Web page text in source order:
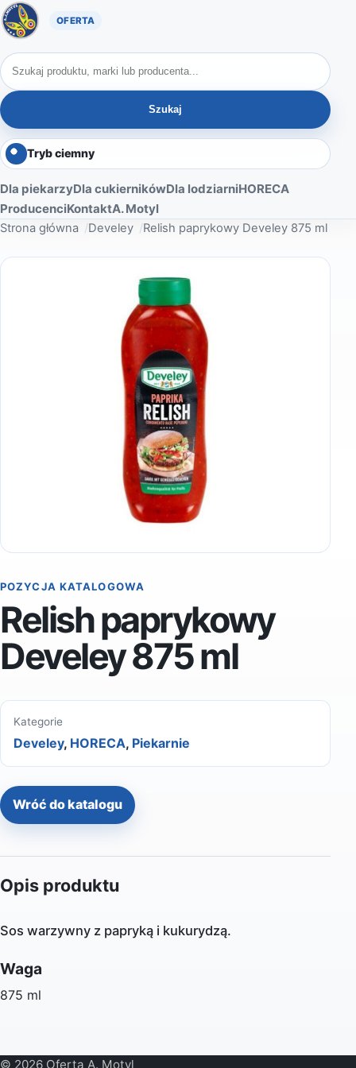
Oferta A. Motyl
Szukaj produktów
Szukaj
Tryb ciemny
Dla piekarzyDla cukiernikówDla lodziarniHORECA
ProducenciKontaktA. Motyl
Strona główna Develey Relish paprykowy Develey 875 ml
POZYCJA KATALOGOWA
Relish paprykowy
Develey 875 ml
Kategorie
Develey, HORECA, Piekarnie
Wróć do katalogu
Opis produktu
Sos warzywny z papryką i kukurydzą.
Waga
875 ml
© 2026 Oferta A. Motyl